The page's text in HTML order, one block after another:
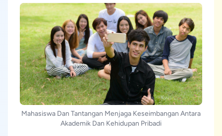
Mahasiswa Dan Tantangan Menjaga Keseimbangan Antara
Akademik Dan Kehidupan Pribadi